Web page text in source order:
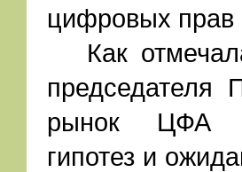
цифровых
Как
рынок ЦФА
гипотез и